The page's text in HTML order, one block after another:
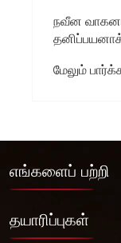
நவீன
மேலும்
எங்களைப் பற்றி
தயாரிப்புகள்